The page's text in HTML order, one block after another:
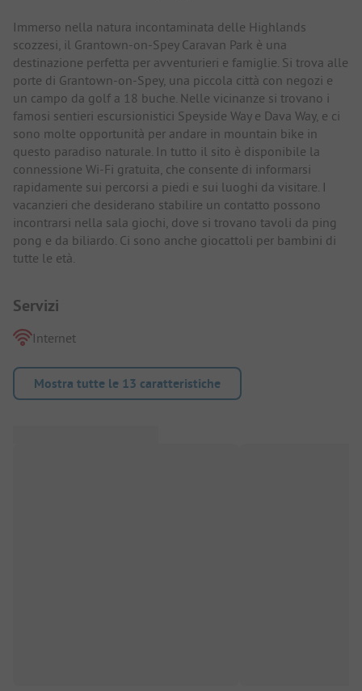
Immerso nella natura incontaminata delle Highlands
scozzesi, il Grantown-on-Spey Caravan Park è una
destinazione perfetta per avventurieri e famiglie. Si trova alle
porte di Grantown-on-Spey, una piccola città con negozi e
un campo da golf a 18 buche. Nelle vicinanze si trovano i
famosi sentieri escursionistici Speyside Way e Dava Way, e ci
sono molte opportunità per andare in mountain bike in
questo paradiso naturale. In tutto il sito è disponibile la
connessione Wi-Fi gratuita, che consente di informarsi
rapidamente sui percorsi a piedi e sui luoghi da visitare. I
vacanzieri che desiderano stabilire un contatto possono
incontrarsi nella sala giochi, dove si trovano tavoli da ping
pong e da biliardo. Ci sono anche giocattoli per bambini di
tutte le età.
Servizi
Internet
Mostra tutte le 13 caratteristiche